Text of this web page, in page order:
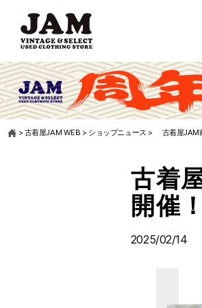
> 古着屋JAM WEB > ショップニュース > 古着屋JAM
古着
開催！
2025/02/14